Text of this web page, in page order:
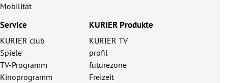
Mobilität
Service
KURIER club
Spiele
TV-Programm
Kinoprogramm
KURIER Produkte
KURIER TV
profil
futurezone
Freizeit